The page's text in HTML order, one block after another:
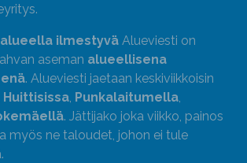
ilmestyvä Alueviesti on
aseman alueellisena
. Alueviesti jaetaan keskiviikkoisin
Huittisissa Punkalaitumella
. Jättijako joka viikko, painos
myös ne taloudet, johon ei tule